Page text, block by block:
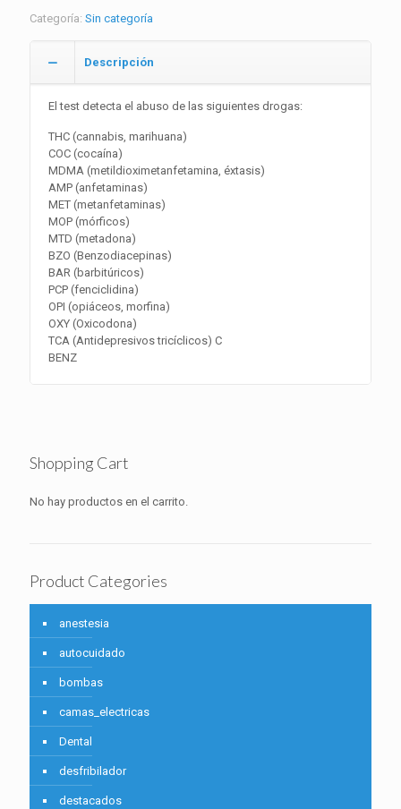
Categoría: Sin categoría
Descripción
El test detecta el abuso de las siguientes drogas:
THC (cannabis, marihuana)
COC (cocaína)
MDMA (metildioximetanfetamina, éxtasis)
AMP (anfetaminas)
MET (metanfetaminas)
MOP (mórficos)
MTD (metadona)
BZO (Benzodiacepinas)
BAR (barbitúricos)
PCP (fenciclidina)
OPI (opiáceos, morfina)
OXY (Oxicodona)
TCA (Antidepresivos tricíclicos) C
BENZ
Shopping Cart
No hay productos en el carrito.
Product Categories
anestesia
autocuidado
bombas
camas_electricas
Dental
desfribilador
destacados